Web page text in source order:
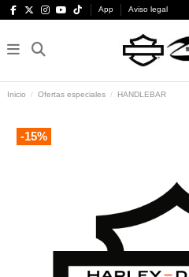
App Aviso legal
Inicio Ofertas especiales HANDLEBAR
-15%